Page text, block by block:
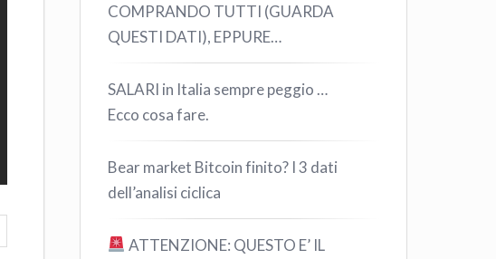
COMPRANDO TUTTI (GUARDA
QUESTI DATI), EPPURE…
SALARI in Italia sempre peggio …
Ecco cosa fare.
Bear market Bitcoin finito? I 3 dati
dell’analisi ciclica
ATTENZIONE: QUESTO E’ IL